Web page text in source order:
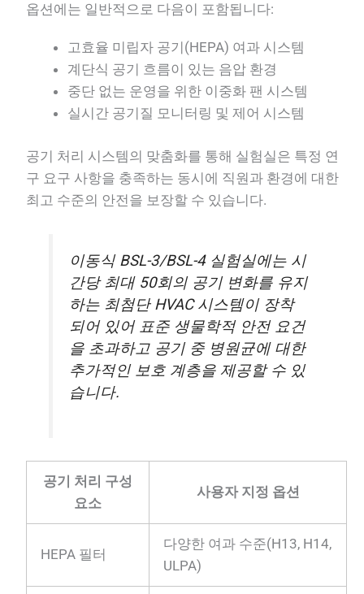
옵션에는 일반적으로 다음이 포함됩니다:
고효율 미립자 공기(HEPA) 여과 시스템
계단식 공기 흐름이 있는 음압 환경
중단 없는 운영을 위한 이중화 팬 시스템
실시간 공기질 모니터링 및 제어 시스템
공기 처리 시스템의 맞춤화를 통해 실험실은 특정 연
구 요구 사항을 충족하는 동시에 직원과 환경에 대한
최고 수준의 안전을 보장할 수 있습니다.
이동식 BSL-3/BSL-4 실험실에는 시
간당 최대 50회의 공기 변화를 유지
하는 최첨단 HVAC 시스템이 장착
되어 있어 표준 생물학적 안전 요건
을 초과하고 공기 중 병원균에 대한
추가적인 보호 계층을 제공할 수 있
습니다.
공기 처리 구성
요소
사용자 지정 옵션
HEPA 필터
다양한 여과 수준(H13, H14,
ULPA)